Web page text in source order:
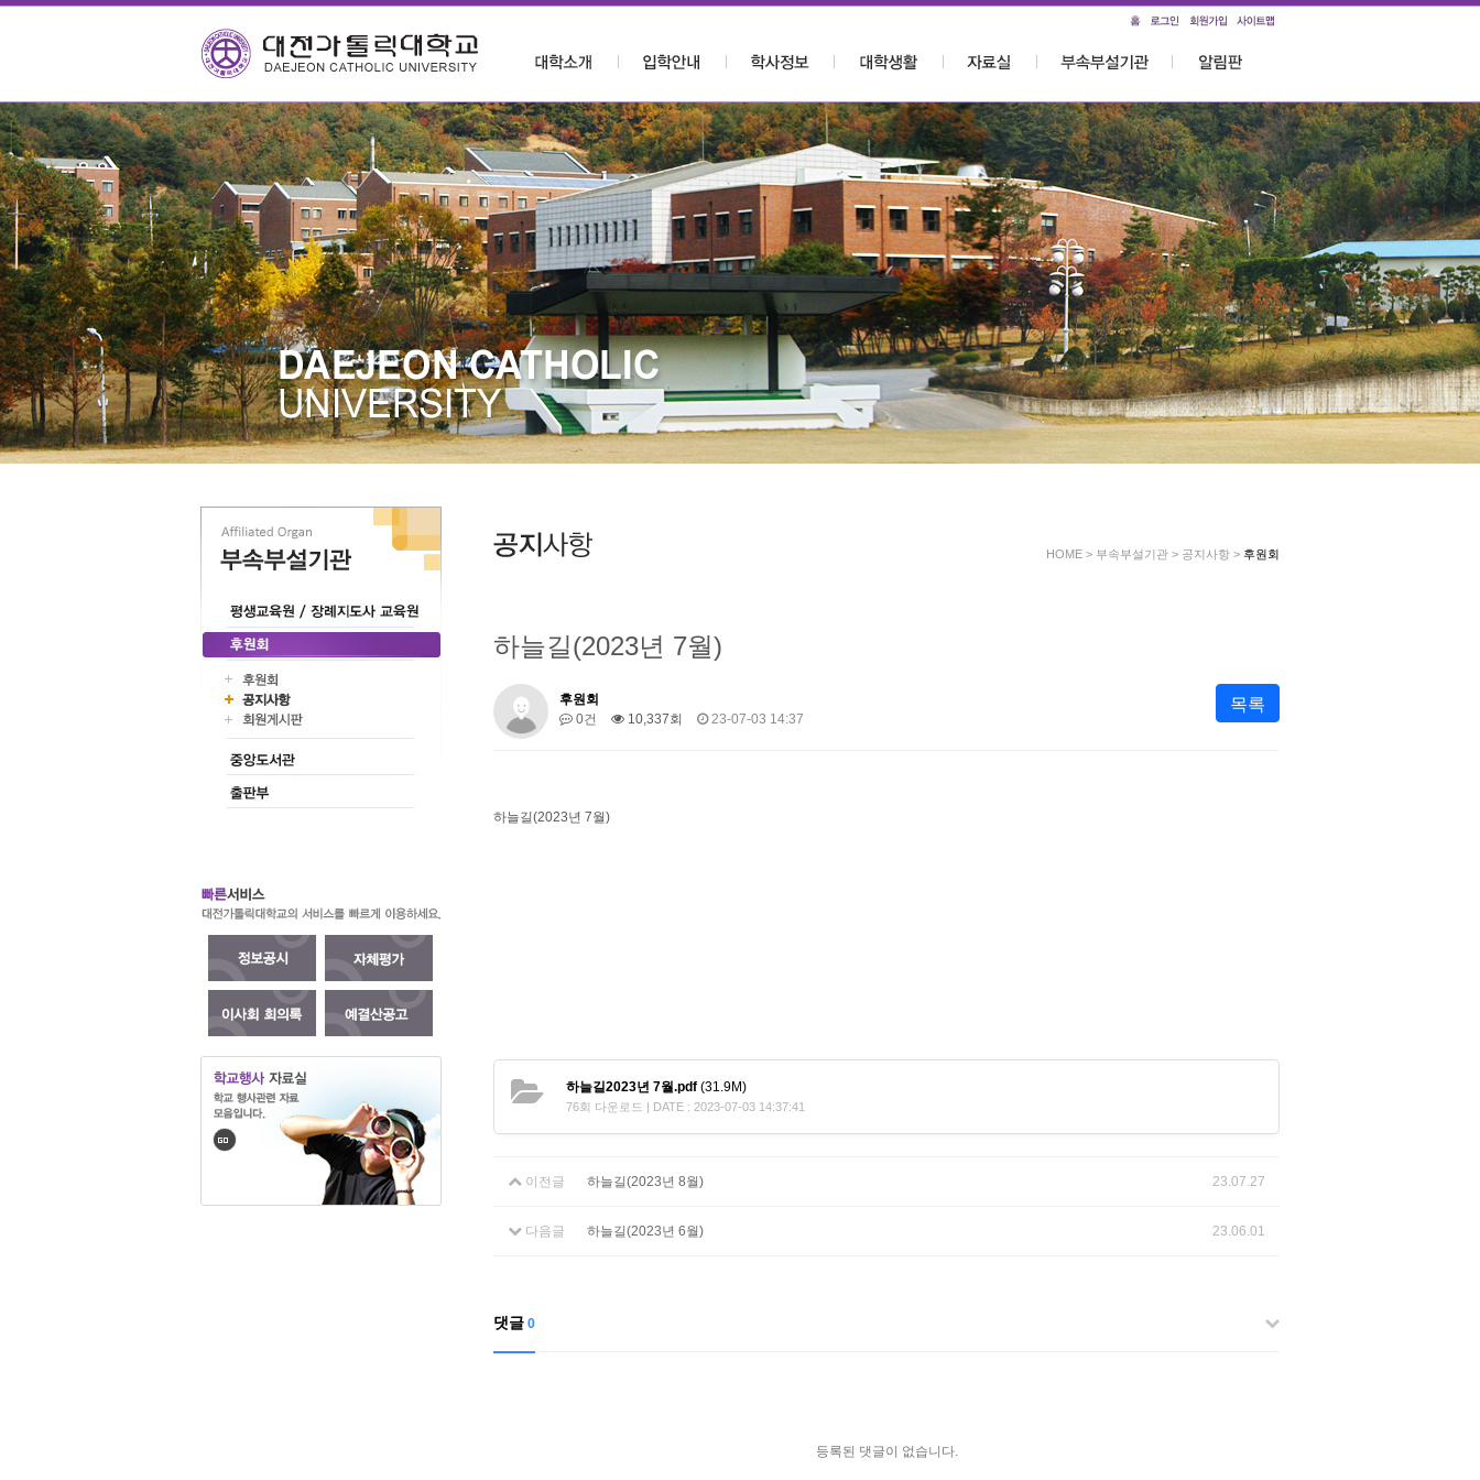
HOME > 부속부설기관 > 공지사항 > 후원회
하늘길(2023년 7월)
후원회
0건
10,337회 23-07-03 14:37
목록
하늘길(2023년 7월)
하늘길2023년 7월.pdf (31.9M)
76회 다운로드 | DATE : 2023-07-03 14:37:41
이전글 하늘길(2023년 8월) 23.07.27
다음글 하늘길(2023년 6월) 23.06.01
댓글 0
등록된 댓글이 없습니다.